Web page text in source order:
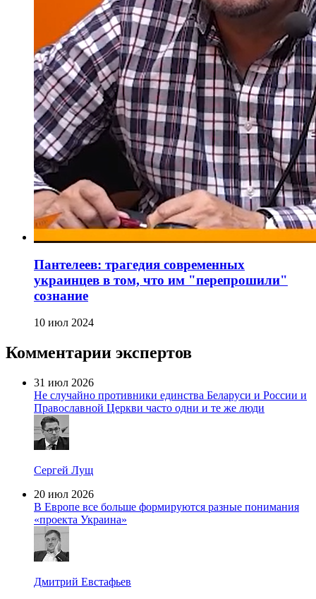
Пантелеев: трагедия современных
украинцев в том, что им "перепрошили"
сознание
10 июл 2024
Комментарии экспертов
31 июл 2026
Не случайно противники единства Беларуси и России и
Православной Церкви часто одни и те же люди
Сергей Лущ
20 июл 2026
В Европе все больше формируются разные понимания
«проекта Украина»
Дмитрий Евстафьев